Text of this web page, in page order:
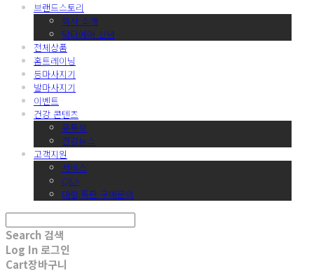
브랜드스토리
회사 소개
닥터에어 신념
전체상품
홈트레이닝
등마사지기
발마사지기
이벤트
건강 콘텐츠
유튜브
건강뉴스
고객지원
서비스
Q&A
대량,특판 구매문의
Search 검색
Log In로그인
Cart장바구니